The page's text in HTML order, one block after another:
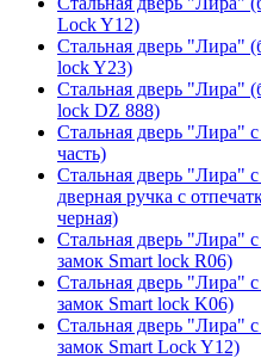
Lock Y12)
Стальная дверь "Лира"
lock Y23)
Стальная дверь "Лира"
lock DZ 888)
Стальная дверь "Лира" с
часть)
Стальная дверь "Лира"
дверная ручка с
черная)
Стальная дверь "Лира"
замок Smart lock R06)
Стальная дверь "Лира"
замок Smart lock K06)
Стальная дверь "Лира"
замок Smart Lock Y12)